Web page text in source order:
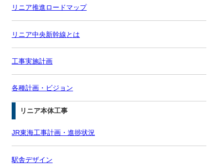
リニア推進ロードマップ
リニア中央新幹線とは
工事実施計画
各種計画・ビジョン
リニア本体工事
JR東海工事計画・進捗状況
駅舎デザイン